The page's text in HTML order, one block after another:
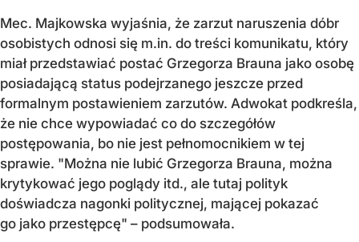
Mec. Majkowska wyjaśnia, że zarzut naruszenia dóbr
osobistych odnosi się m.in. do treści komunikatu, który
miał przedstawiać postać Grzegorza Brauna jako osobę
posiadającą status podejrzanego jeszcze przed
formalnym postawieniem zarzutów. Adwokat podkreśla,
że nie chce wypowiadać co do szczegółów
postępowania, bo nie jest pełnomocnikiem w tej
sprawie. "Można nie lubić Grzegorza Brauna, można
krytykować jego poglądy itd., ale tutaj polityk
doświadcza nagonki politycznej, mającej pokazać
go jako przestępcę" – podsumowała.